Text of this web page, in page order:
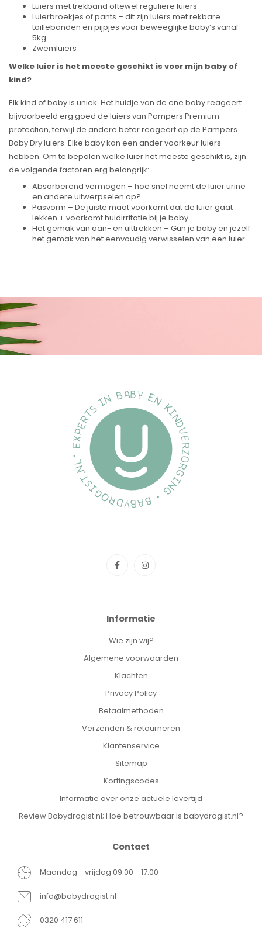
Luiers met trekband oftewel reguliere luiers
Luierbroekjes of pants – dit zijn luiers met rekbare
taillebanden en pijpjes voor beweeglijke baby’s vanaf
5kg.
Zwemluiers
Welke luier is het meeste geschikt is voor mijn baby of
kind?
Elk kind of baby is uniek. Het huidje van de ene baby reageert
bijvoorbeeld erg goed de luiers van Pampers Premium
protection, terwijl de andere beter reageert op de Pampers
Baby Dry luiers. Elke baby kan een ander voorkeur luiers
hebben. Om te bepalen welke luier het meeste geschikt is, zijn
de volgende factoren erg belangrijk:
Absorberend vermogen – hoe snel neemt de luier urine
en andere uitwerpselen op?
Pasvorm – De juiste maat voorkomt dat de luier gaat
lekken + voorkomt huidirritatie bij je baby
Het gemak van aan- en uittrekken – Gun je baby en jezelf
het gemak van het eenvoudig verwisselen van een luier.
Informatie
Wie zijn wij?
Algemene voorwaarden
Klachten
Privacy Policy
Betaalmethoden
Verzenden & retourneren
Klantenservice
Sitemap
Kortingscodes
Informatie over onze actuele levertijd
Review Babydrogist.nl; Hoe betrouwbaar is babydrogist.nl?
Contact
Maandag - vrijdag 09.00 - 17.00
info@babydrogist.nl
0320 417 611